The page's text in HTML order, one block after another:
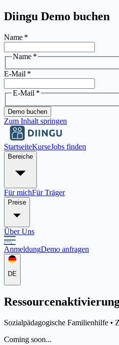
Diingu Demo buchen
Name *
Name *
E-Mail *
E-Mail *
Demo buchen
Zum Inhalt springen
StartseiteKurseJobs finden
Bereiche
Für michFür Träger
Preise
Über Uns
AnmeldungDemo anfragen
DE
Sozialpädagogische Familienhilfe •
Coming soon...